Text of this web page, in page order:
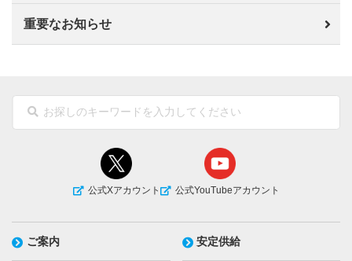
重要なお知らせ
公式Xアカウント 公式YouTubeアカウント
ご案内 安定供給